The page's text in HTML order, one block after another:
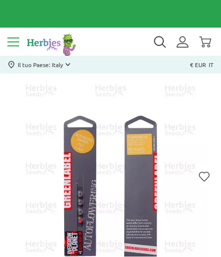
Il tuo Paese: Italy € EUR IT